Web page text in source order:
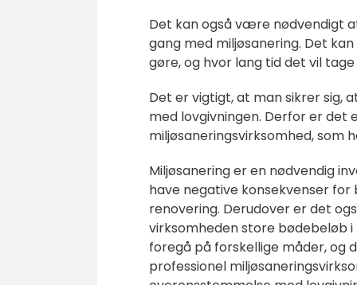
Det kan også være nødvendigt
gang med miljøsanering. Det
gøre, og hvor lang tid det vil
Det er vigtigt, at man sikrer sig,
med lovgivningen. Derfor er det
miljøsaneringsvirksomhed, som
Miljøsanering er en nødvendig
have negative konsekvenser for
renovering. Derudover er det
virksomheden store bødebeløb
foregå på forskellige måder, og
professionel